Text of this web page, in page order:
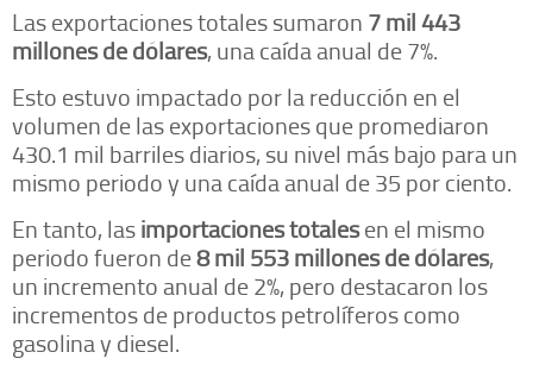
Las exportaciones totales sumaron 7 mil 443
millones de dólares, una caída anual de 7%.
Esto estuvo impactado por la reducción en el
volumen de las exportaciones que promediaron
430.1 mil barriles diarios, su nivel más bajo para un
mismo periodo y una caída anual de 35 por ciento.
En tanto, lasimportaciones totalesen el mismo
periodo fueron de8 mil 553 millones de dólares,
un incremento anual de 2%, pero destacaron los
incrementos de productos petrolíferos como
gasolina y diesel.